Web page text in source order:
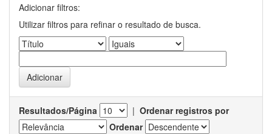
Adicionar filtros:
Utilizar filtros para refinar o resultado de busca.
Resultados/Página | Ordenar registros por
Ordenar